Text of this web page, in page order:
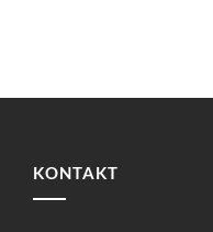
KONTAKT